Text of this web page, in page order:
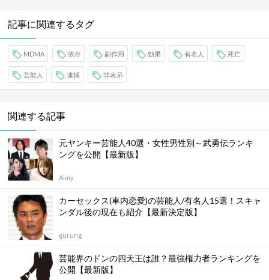
記事に関連するタグ
MDMA 依存 副作用 効果 有名人 死亡
芸能人 逮捕 非表示
関連する記事
元ヤンキー芸能人40選・女性男性別～武勇伝ランキ
ングを公開【最新版】
Aimy
カーセックス(車内恋愛)の芸能人/有名人15選！スキャ
ンダル後の現在も紹介【最新決定版】
gurung
芸能界のドンの四天王は誰？最強権力者ランキングを
公開【最新版】